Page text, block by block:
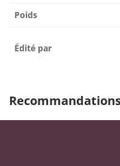
Poids
Édité par